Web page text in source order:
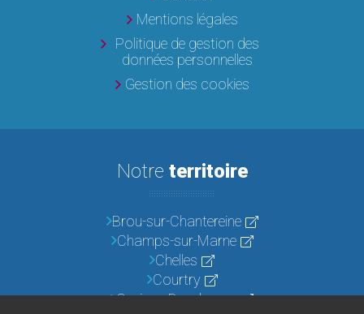
Mentions légales
Politique de gestion des
données personnelles
Gestion des cookies
Notre territoire
Brou-sur-Chantereine
Champs-sur-Marne
Chelles
Courtry
Croissy-Beaubourg